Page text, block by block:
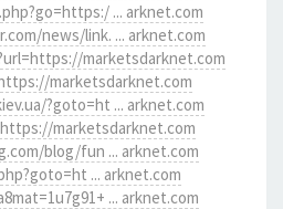
... arknet.com
news/link. ... arknet.com
marketsdarknet.com
marketsdarknet.com
?goto=ht ... arknet.com
marketsdarknet.com
blog/fun ... arknet.com
... arknet.com
... arknet.com